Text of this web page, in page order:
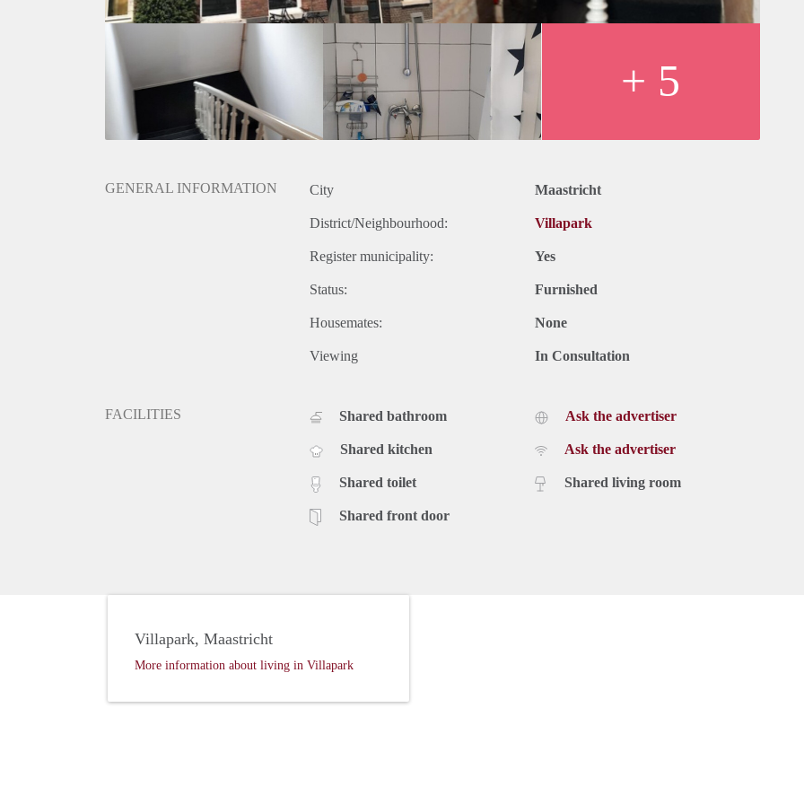
+ 5
GENERAL INFORMATION City Maastricht
District/Neighbourhood: Villapark
Register municipality: Yes
Status: Furnished
Housemates: None
Viewing In Consultation
FACILITIES Shared bathroom
Shared kitchen
Shared toilet
Shared front door
Ask the advertiser
Ask the advertiser
Shared living room
Villapark, Maastricht
More information about living in Villapark